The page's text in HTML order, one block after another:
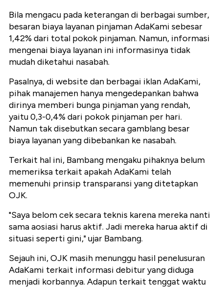
Bila mengacu pada keterangan di berbagai sumber,
besaran biaya layanan pinjaman AdaKami sebesar
1,42% dari total pokok pinjaman. Namun, informasi
mengenai biaya layanan ini informasinya tidak
mudah diketahui nasabah.
Pasalnya, di website dan berbagai iklan AdaKami,
pihak manajemen hanya mengedepankan bahwa
dirinya memberi bunga pinjaman yang rendah,
yaitu 0,3-0,4% dari pokok pinjaman per hari.
Namun tak disebutkan secara gamblang besar
biaya layanan yang dibebankan ke nasabah.
Terkait hal ini, Bambang mengaku pihaknya belum
memeriksa terkait apakah AdaKami telah
memenuhi prinsip transparansi yang ditetapkan
OJK.
"Saya belom cek secara teknis karena mereka nanti
sama aosiasi harus aktif. Jadi mereka harua aktif di
situasi seperti gini," ujar Bambang.
Sejauh ini, OJK masih menunggu hasil penelusuran
AdaKami terkait informasi debitur yang diduga
menjadi korbannya. Adapun terkait tenggat waktu